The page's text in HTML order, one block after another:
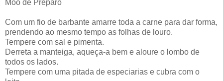
Moo de Preparo
Com um fio de barbante amarre toda a carne para dar forma,
prendendo ao mesmo tempo as folhas de louro.
Tempere com sal e pimenta.
Derreta a manteiga, aqueça-a bem e aloure o lombo de
todos os lados.
Tempere com uma pitada de especiarias e cubra com o